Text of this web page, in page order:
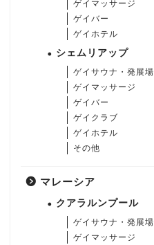
ゲイマッサージ
ゲイバー
ゲイホテル
シェムリアップ
ゲイサウナ・発展場
ゲイマッサージ
ゲイバー
ゲイクラブ
ゲイホテル
その他
マレーシア
クアラルンプール
ゲイサウナ・発展場
ゲイマッサージ